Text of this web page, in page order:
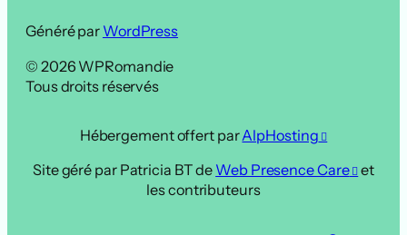
Généré par WordPress
© 2026 WPRomandie
Tous droits réservés
Hébergement offert parAlpHosting
Site géré par Patricia BT de Web Presence Care
et
les contributeurs